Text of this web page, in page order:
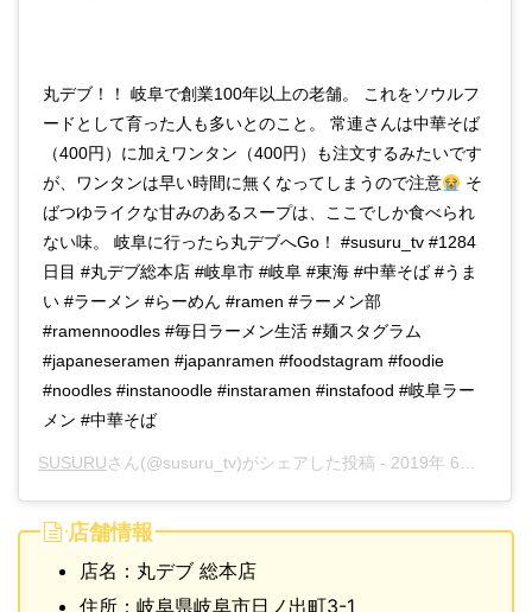
丸デブ！！ 岐阜で創業100年以上の老舗。 これをソウルフ
ードとして育った人も多いとのこと。 常連さんは中華そば
（400円）に加えワンタン（400円）も注文するみたいです
が、ワンタンは早い時間に無くなってしまうので注意
そ
ばつゆライクな甘みのあるスープは、ここでしか食べられ
ない味。 岐阜に行ったら丸デブへGo！ #susuru_tv #1284
日目 #丸デブ総本店 #岐阜市 #岐阜 #東海 #中華そば #うま
い #ラーメン #らーめん #ramen #ラーメン部
#ramennoodles #毎日ラーメン生活 #麺スタグラム
#japaneseramen #japanramen #foodstagram #foodie
#noodles #instanoodle #instaramen #instafood #岐阜ラー
メン #中華そば
SUSURUさん(@susuru_tv)がシェアした投稿 - 2019年 6月月20日午後6時33分PDT
店舗情報
店名：丸デブ 総本店
住所：岐阜県岐阜市日ノ出町3-1